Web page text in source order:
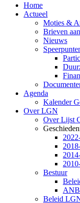
Home
Actueel
Moties &
Brieven
Nieuws
Agenda
Kalender
Over LGN
Over Lijst
Bestuur
Beleid